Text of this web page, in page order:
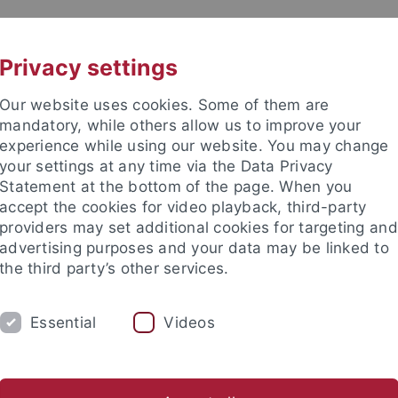
FORSCHUNG EINRICHTUNGEN
Machleidt Biochemie
Privacy settings
Our website uses cookies. Some of them are
mandatory, while others allow us to improve your
experience while using our website. You may change
your settings at any time via the Data Privacy
Statement at the bottom of the page. When you
accept the cookies for video playback, third-party
providers may set additional cookies for targeting and
advertising purposes and your data may be linked to
the third party’s other services.
Essential Videos